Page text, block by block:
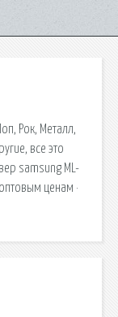
Рок, Металл,
все это
samsung ML-
ценам ·